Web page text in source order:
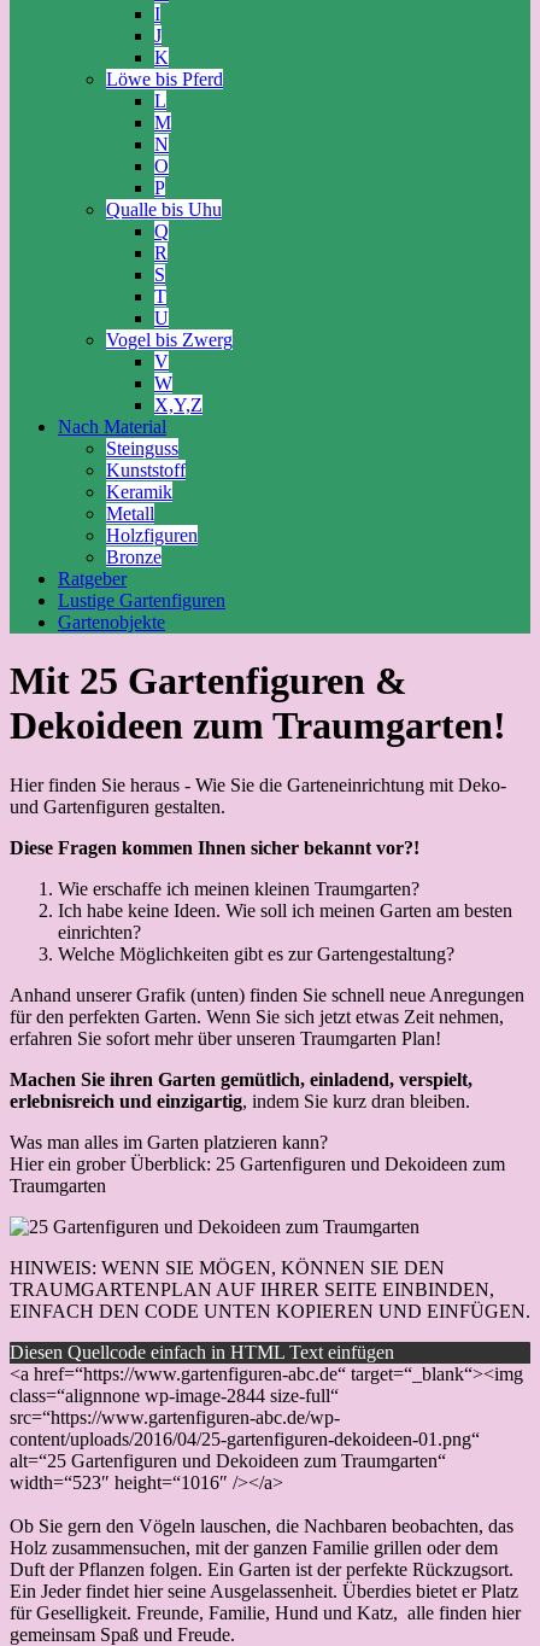
I
J
K
Löwe bis Pferd
L
M
N
O
P
Qualle bis Uhu
Q
R
S
T
U
Vogel bis Zwerg
V
W
X,Y,Z
Nach Material
Steinguss
Kunststoff
Keramik
Metall
Holzfiguren
Bronze
Ratgeber
Lustige Gartenfiguren
Gartenobjekte
Mit 25 Gartenfiguren &
Dekoideen zum Traumgarten!
Hier finden Sie heraus - Wie Sie die Garteneinrichtung mit Deko-
und Gartenfiguren gestalten.
Diese Fragen kommen Ihnen sicher bekannt vor?!
Wie erschaffe ich meinen kleinen Traumgarten?
Ich habe keine Ideen. Wie soll ich meinen Garten am besten
einrichten?
Welche Möglichkeiten gibt es zur Gartengestaltung?
Anhand unserer Grafik (unten) finden Sie schnell neue Anregungen
für den perfekten Garten. Wenn Sie sich jetzt etwas Zeit nehmen,
erfahren Sie sofort mehr über unseren Traumgarten Plan!
Machen Sie ihren Garten gemütlich, einladend, verspielt,
erlebnisreich und einzigartig, indem Sie kurz dran bleiben.
Was man alles im Garten platzieren kann?
Hier ein grober Überblick: 25 Gartenfiguren und Dekoideen zum
Traumgarten
HINWEIS: WENN SIE MÖGEN, KÖNNEN SIE DEN
TRAUMGARTENPLAN AUF IHRER SEITE EINBINDEN,
EINFACH DEN CODE UNTEN KOPIEREN UND EINFÜGEN.
Diesen Quellcode einfach in HTML Text einfügen
<a href=“https://www.gartenfiguren-abc.de“ target=“_blank“><img
class=“alignnone wp-image-2844 size-full“
src=“https://www.gartenfiguren-abc.de/wp-
content/uploads/2016/04/25-gartenfiguren-dekoideen-01.png“
alt=“25 Gartenfiguren und Dekoideen zum Traumgarten“
width=“523″ height=“1016″ /></a>
Ob Sie gern den Vögeln lauschen, die Nachbaren beobachten, das
Holz zusammensuchen, mit der ganzen Familie grillen oder dem
Duft der Pflanzen folgen. Ein Garten ist der perfekte Rückzugsort.
Ein Jeder findet hier seine Ausgelassenheit. Überdies bietet er Platz
für Geselligkeit. Freunde, Familie, Hund und Katz, alle finden hier
gemeinsam Spaß und Freude.